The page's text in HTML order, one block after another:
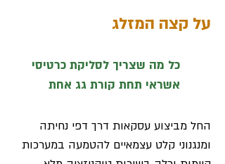
על קצה המזלג
כל מה שצריך לסליקת כרטיסי
אשראי תחת קורת גג אחת
החל מביצוע עסקאות דרך דפי נחיתה
ומנגנוני קלט עצמאיים להטמעה במערכות